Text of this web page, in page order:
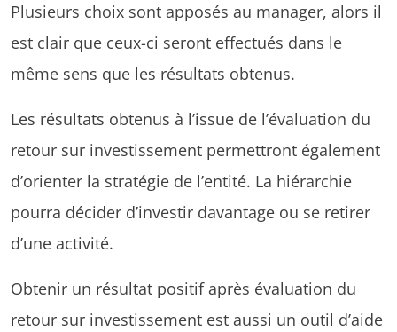
Plusieurs choix sont apposés au manager, alors il
est clair que ceux-ci seront effectués dans le
même sens que les résultats obtenus.
Les résultats obtenus à l’issue de l’évaluation du
retour sur investissement permettront également
d’orienter la stratégie de l’entité. La hiérarchie
pourra décider d’investir davantage ou se retirer
d’une activité.
Obtenir un résultat positif après évaluation du
retour sur investissement est aussi un outil d’aide